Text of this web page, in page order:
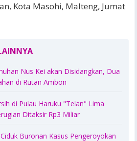
Kota Masohi, Malteng, Jumat
Nus Kei akan Disidangkan, Dua
di Rutan Ambon
di Pulau Haruku "Telan" Lima
Ditaksir Rp3 Miliar
Buronan Kasus Pengeroyokan